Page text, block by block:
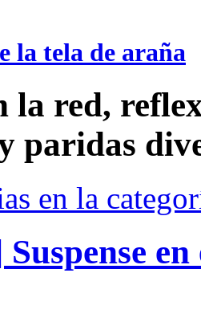
la tela de araña
la red,
paridas
en la